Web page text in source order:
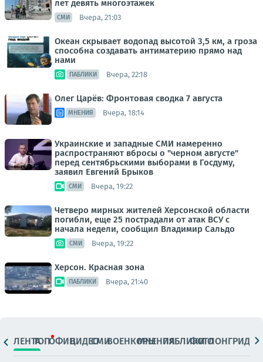
лет девять многоэтажек
СМИ Вчера, 21:03
Океан скрывает водопад высотой 3,5 км, а гроза
способна создавать антиматерию прямо над
нами
ПАБЛИКИ Вчера, 22:18
Олег Царёв: Фронтовая сводка 7 августа
МНЕНИЯ Вчера, 18:14
Украинские и западные СМИ намеренно
распространяют вбросы о "черном августе"
перед сентябрьскими выборами в Госдуму,
заявил Евгений Брыков
СМИ Вчера, 19:22
Четверо мирных жителей Херсонской области
погибли, еще 25 пострадали от атак ВСУ с
начала недели, сообщил Владимир Сальдо
СМИ Вчера, 19:22
Херсон. Красная зона
ПАБЛИКИ Вчера, 21:40
ЛЕНТАТОПОФИЦ.ВИДЕОСМИВОЕНКОРЫМНЕНИЯПАБЛИКИ
ФОТОЛОНГРИДЫ